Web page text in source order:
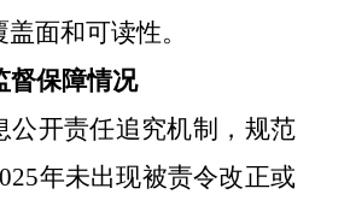
面和可读性。
督保障情况
公开责任追究机制，规范
年未出现被责令改正或